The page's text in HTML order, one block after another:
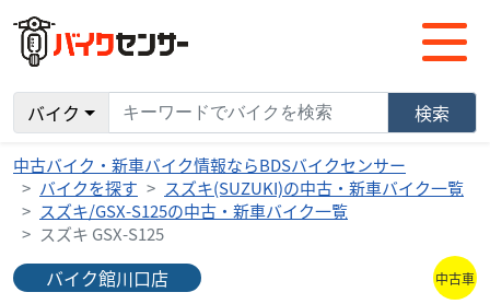
バイク 検索
中古バイク・新車バイク情報ならBDSバイクセンサー
バイクを探す
スズキ(SUZUKI)の中古・新車バイク一覧
スズキ/GSX-S125の中古・新車バイク一覧
スズキ GSX-S125
バイク館川口店 中古車